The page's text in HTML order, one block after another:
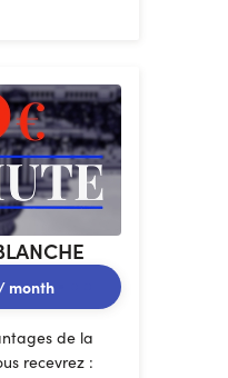
month
de la
recevrez :